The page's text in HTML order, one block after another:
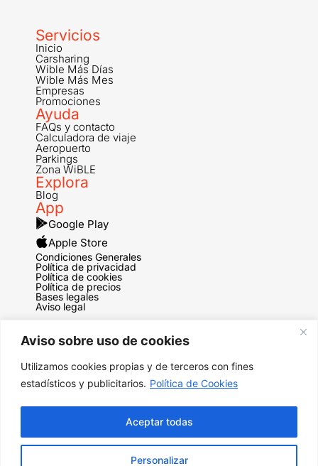
Aviso sobre uso de cookies
Utilizamos cookies propias y de terceros con fines
estadísticos y publicitarios. Política de Cookies
Personalizar
Aceptar todas
Servicios
Inicio
Carsharing
Wible Más Días
Wible Más Mes
Empresas
Promociones
Ayuda
FAQs y contacto
Calculadora de viaje
Aeropuerto
Parkings
Zona WiBLE
Explora
Blog
App
Google Play
Apple Store
Copyright © 2026 Wib Advance Mobility Todos los derechos
Condiciones Generales
Política de privacidad
Política de cookies
Política de precios
Bases legales
Aviso legal